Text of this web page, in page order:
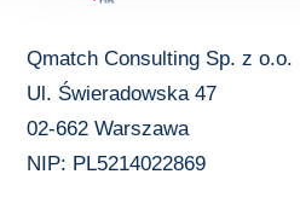
Qmatch Consulting Sp. z o.o.
Ul. Świeradowska 47
02-662 Warszawa
NIP: PL5214022869